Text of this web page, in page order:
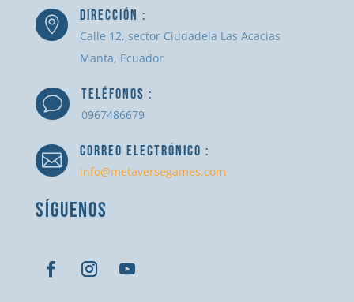
 DIRECCIÓN :
Calle 12, sector Ciudadela Las Acacias
Manta, Ecuador
v TELÉFONOS :
0967486679
 CORREO ELECTRÓNICO :
info@metaversegames.com
SÍGUENOS